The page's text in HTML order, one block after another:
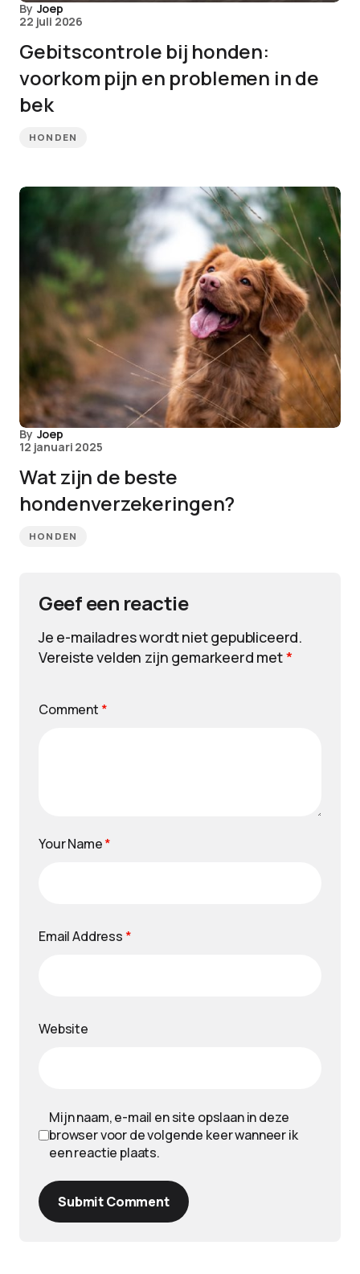
By Joep
22 juli 2026
Gebitscontrole bij honden:
voorkom pijn en problemen in de
bek
HONDEN
By Joep
12 januari 2025
Wat zijn de beste
hondenverzekeringen?
HONDEN
Geef een reactie
Je e-mailadres wordt niet gepubliceerd.
Vereiste velden zijn gemarkeerd met*
Comment *
Your Name*
Email Address *
Website
Mijn naam, e-mail en site opslaan in deze
browser voor de volgende keer wanneer ik
een reactie plaats.
Submit Comment